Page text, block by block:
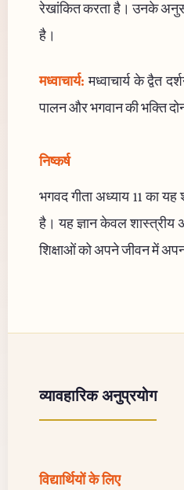
रेखांकित करता है। उनके
है।
मध्वाचार्य: मध्वाचार्य के द्वैत
पालन और भगवान की भक्ति
निष्कर्ष
भगवद गीता अध्याय 11 का
है। यह ज्ञान केवल शास्त्रीय
शिक्षाओं को अपने जीवन में
व्यावहारिक अनुप्रयोग
विद्यार्थियों के लिए